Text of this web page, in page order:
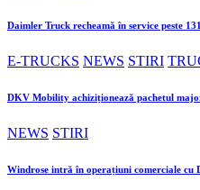
Daimler Truck recheamă în service peste
E-TRUCKS NEWS STIRI
DKV Mobility achiziționează pachetul
NEWS STIRI
Windrose intră în operațiuni comerciale cu